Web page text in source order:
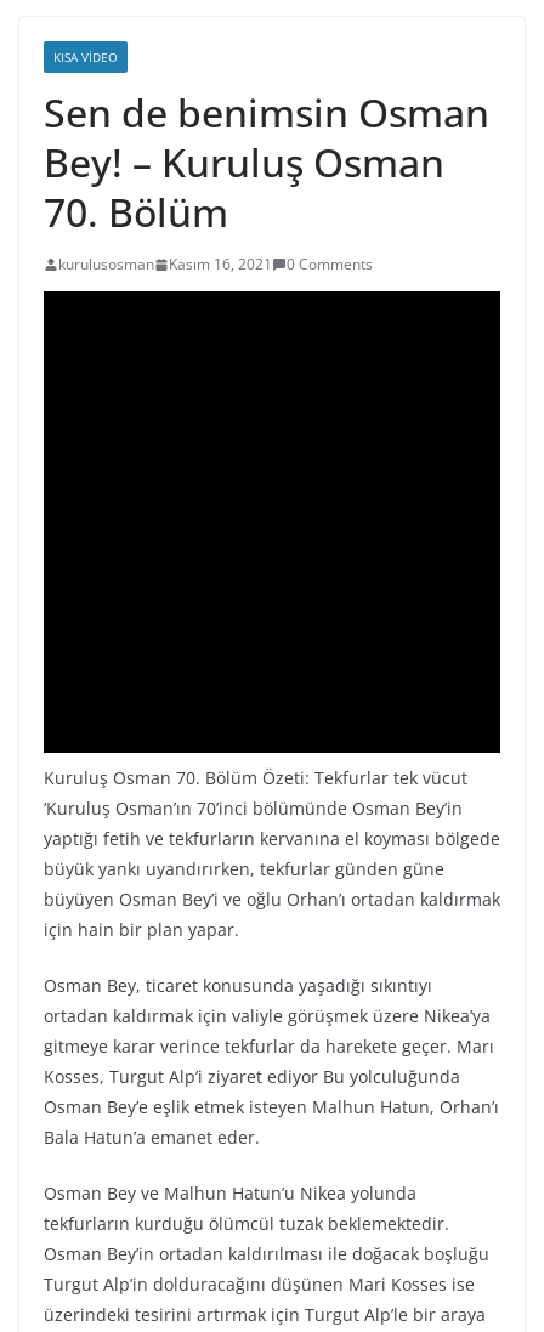
KISA VIDEO
Sen de benimsin Osman
Bey! – Kuruluş Osman
70. Bölüm
kurulusosman Kasım 16, 2021 0 Comments
Kuruluş Osman 70. Bölüm Özeti: Tekfurlar tek vücut
‘Kuruluş Osman’ın 70’inci bölümünde Osman Bey’in
yaptığı fetih ve tekfurların kervanına el koyması bölgede
büyük yankı uyandırırken, tekfurlar günden güne
büyüyen Osman Bey’i ve oğlu Orhan’ı ortadan kaldırmak
için hain bir plan yapar.
Osman Bey, ticaret konusunda yaşadığı sıkıntıyı
ortadan kaldırmak için valiyle görüşmek üzere Nikea’ya
gitmeye karar verince tekfurlar da harekete geçer. Marı
Kosses, Turgut Alp’i ziyaret ediyor Bu yolculuğunda
Osman Bey’e eşlik etmek isteyen Malhun Hatun, Orhan’ı
Bala Hatun’a emanet eder.
Osman Bey ve Malhun Hatun’u Nikea yolunda
tekfurların kurduğu ölümcül tuzak beklemektedir.
Osman Bey’in ortadan kaldırılması ile doğacak boşluğu
Turgut Alp’in dolduracağını düşünen Mari Kosses ise
üzerindeki tesirini artırmak için Turgut Alp’le bir araya